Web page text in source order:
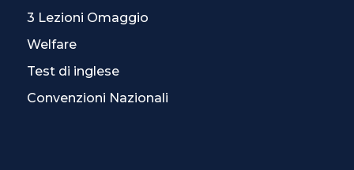
3 Lezioni Omaggio
Welfare
Test di inglese
Convenzioni Nazionali